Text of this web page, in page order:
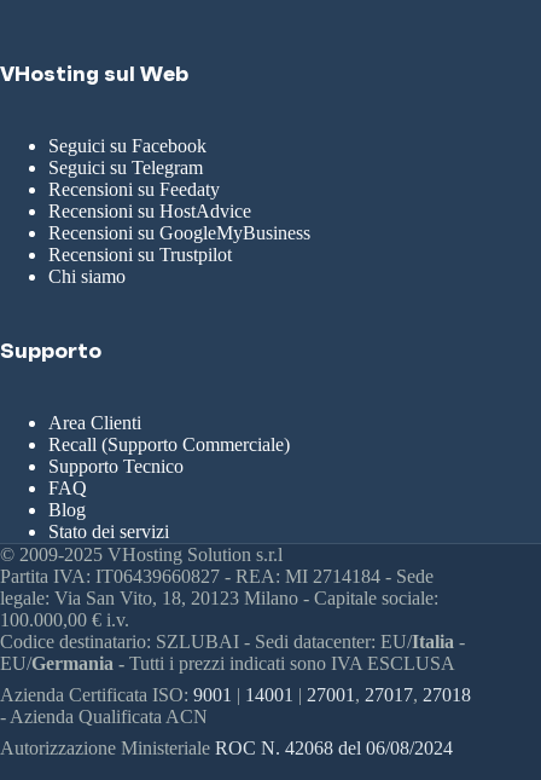
VHosting sul Web
Seguici su Facebook
Seguici su Telegram
Recensioni su Feedaty
Recensioni su HostAdvice
Recensioni su GoogleMyBusiness
Recensioni su Trustpilot
Chi siamo
Supporto
Area Clienti
Recall (Supporto Commerciale)
Supporto Tecnico
FAQ
Blog
Stato dei servizi
© 2009-2025 VHosting Solution s.r.l
Partita IVA: IT06439660827 - REA: MI 2714184 - Sede
legale: Via San Vito, 18, 20123 Milano - Capitale sociale:
100.000,00 € i.v.
Codice destinatario: SZLUBAI - Sedi datacenter: EU/Italia -
EU/Germania - Tutti i prezzi indicati sono IVA ESCLUSA
Azienda Certificata ISO: 9001 | 14001 | 27001 , 27017, 27018
- Azienda Qualificata ACN
Autorizzazione Ministeriale ROC N. 42068 del 06/08/2024